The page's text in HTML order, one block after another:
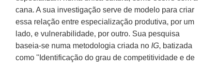
cana. A sua investigação serve de modelo para criar
essa relação entre especialização produtiva, por um
lado, e vulnerabilidade, por outro. Sua pesquisa
baseia-se numa metodologia criada no IG, batizada
como "Identificação do grau de competitividade e de